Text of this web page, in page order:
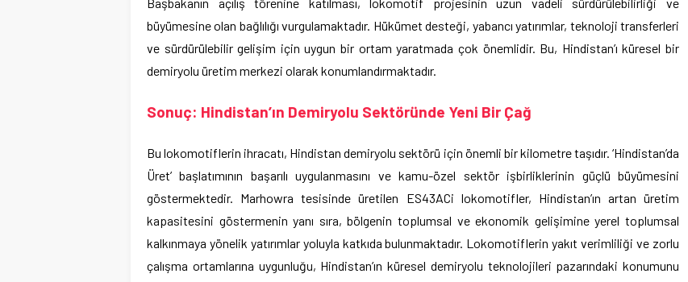
büyümesine olan bağlılığı vurgulamaktadır. Hükümet desteği, yabancı yatırımlar, teknoloji transferleri
ve sürdürülebilir gelişim için uygun bir ortam yaratmada çok önemlidir. Bu, Hindistan’ı küresel bir
demiryolu üretim merkezi olarak konumlandırmaktadır.
Sonuç: Hindistan’ın Demiryolu Sektöründe Yeni Bir Çağ
Bu lokomotiflerin ihracatı, Hindistan demiryolu sektörü için önemli bir kilometre taşıdır. ‘Hindistan’da
Üret’ başlatımının başarılı uygulanmasını ve kamu-özel sektör işbirliklerinin güçlü büyümesini
göstermektedir. Marhowra tesisinde üretilen ES43ACi lokomotifler, Hindistan’ın artan üretim
kapasitesini göstermenin yanı sıra, bölgenin toplumsal ve ekonomik gelişimine yerel toplumsal
kalkınmaya yönelik yatırımlar yoluyla katkıda bulunmaktadır. Lokomotiflerin yakıt verimliliği ve zorlu
çalışma ortamlarına uygunluğu, Hindistan’ın küresel demiryolu teknolojileri pazarındaki konumunu